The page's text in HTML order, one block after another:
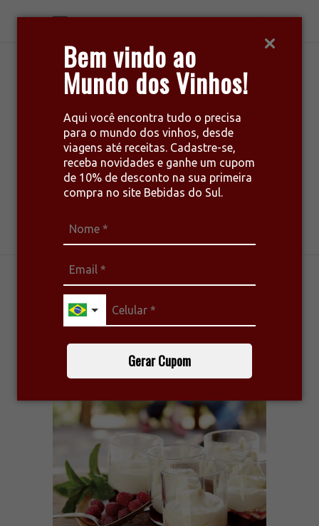
Bem vindo ao
Mundo dos Vinhos!
Aqui você encontra tudo o precisa
para o mundo dos vinhos, desde
viagens até receitas. Cadastre-se,
receba novidades e ganhe um cupom
de 10% de desconto na sua primeira
compra no site Bebidas do Sul.
Gerar Cupom
harmonize seu estilo de vida
GASTRONOMIA
VINHOS
PORTO: UMA DELÍCIA!
27 de agosto de 2019